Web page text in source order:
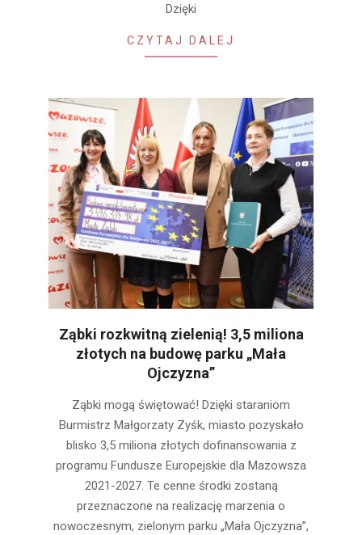
Dzięki
CZYTAJ DALEJ
Ząbki rozkwitną zielenią! 3,5 miliona
złotych na budowę parku „Mała
Ojczyzna”
21
Ząbki mogą świętować! Dzięki staraniom
Burmistrz Małgorzaty Zyśk, miasto pozyskało
blisko 3,5 miliona złotych dofinansowania z
programu Fundusze Europejskie dla Mazowsza
2021-2027. Te cenne środki zostaną
przeznaczone na realizację marzenia o
nowoczesnym, zielonym parku „Mała Ojczyzna”,